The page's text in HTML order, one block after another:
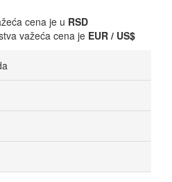
cena je u RSD
važeća cena je EUR / US$